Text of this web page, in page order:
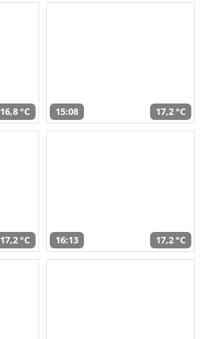
16,8 °C 15:08 17,2 °C
17,2 °C 16:13 17,2 °C